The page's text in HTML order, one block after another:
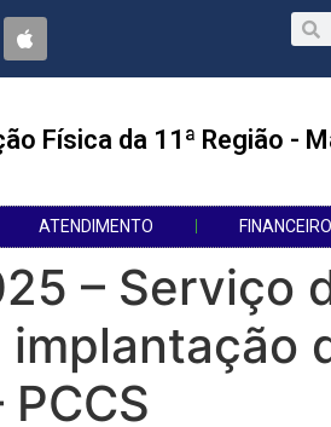
Física da 11ª Região -
ATENDIMENTO FINANCEIRO
– Serviço